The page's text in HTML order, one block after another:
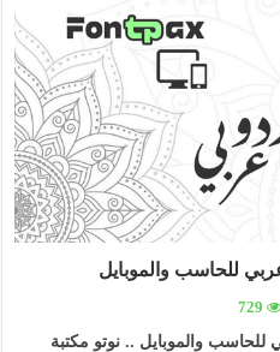
للحاسب والموبايل
729
والموبايل .. نوتو مكتبة